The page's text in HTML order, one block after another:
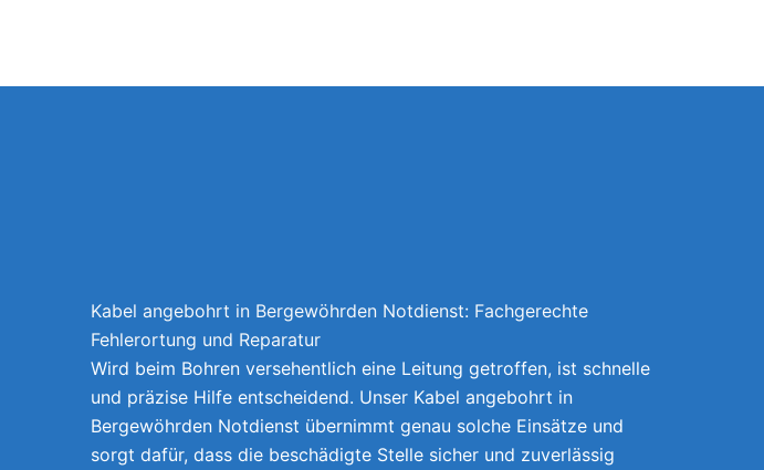
Kabel angebohrt in Bergewöhrden Notdienst: Fachgerechte
Fehlerortung und Reparatur
Wird beim Bohren versehentlich eine Leitung getroffen, ist schnelle
und präzise Hilfe entscheidend. Unser Kabel angebohrt in
Bergewöhrden Notdienst übernimmt genau solche Einsätze und
sorgt dafür, dass die beschädigte Stelle sicher und zuverlässig